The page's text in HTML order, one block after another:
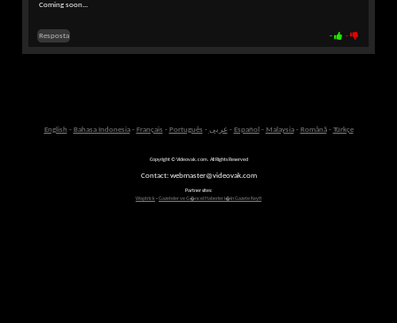
Coming soon...
- -
Resposta
English - Bahasa Indonesia- Français - Português - عربى- Español - Malaysia- Română- Türkçe
Copyright © Videovak.com. All Rights Reserved
Contact: webmaster@videovak.com
Partner sites:
Waptrick-Gazeteler ve G�ncel Haberler i�in Gazete Keyfi